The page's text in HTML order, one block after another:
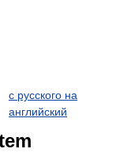
с русского на
английский